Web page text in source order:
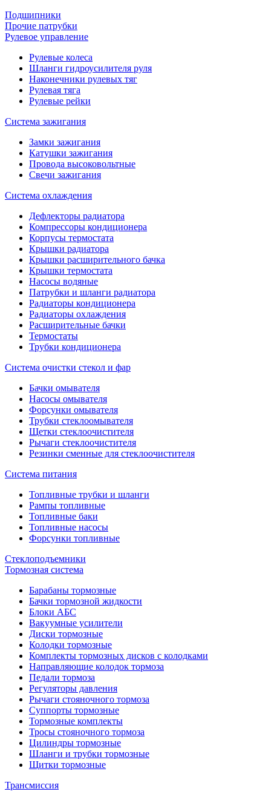
Подшипники
Прочие патрубки
Рулевое управление
Рулевые колеса
Шланги гидроусилителя руля
Наконечники рулевых тяг
Рулевая тяга
Рулевые рейки
Система зажигания
Замки зажигания
Катушки зажигания
Провода высоковольтные
Свечи зажигания
Система охлаждения
Дефлекторы радиатора
Компрессоры кондиционера
Корпусы термостата
Крышки радиатора
Крышки расширительного бачка
Крышки термостата
Насосы водяные
Патрубки и шланги радиатора
Радиаторы кондиционера
Радиаторы охлаждения
Расширительные бачки
Термостаты
Трубки кондиционера
Система очистки стекол и фар
Бачки омывателя
Насосы омывателя
Форсунки омывателя
Трубки стеклоомывателя
Щетки стеклоочистителя
Рычаги стеклоочистителя
Резинки сменные для стеклоочистителя
Система питания
Топливные трубки и шланги
Рампы топливные
Топливные баки
Топливные насосы
Форсунки топливные
Стеклоподъемники
Тормозная система
Барабаны тормозные
Бачки тормозной жидкости
Блоки АБС
Вакуумные усилители
Диски тормозные
Колодки тормозные
Комплекты тормозных дисков с колодками
Направляющие колодок тормоза
Педали тормоза
Регуляторы давления
Рычаги стояночного тормоза
Суппорты тормозные
Тормозные комплекты
Тросы стояночного тормоза
Цилиндры тормозные
Шланги и трубки тормозные
Щитки тормозные
Трансмиссия